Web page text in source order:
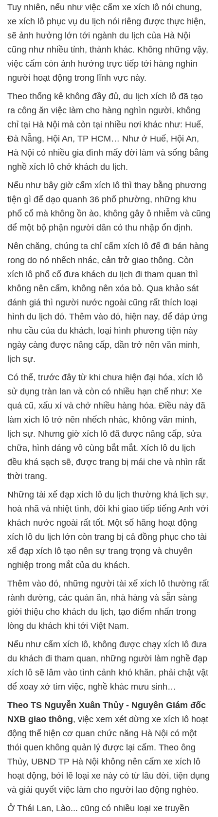
Tuy nhiên, nếu như việc cấm xe xích lô nói chung,
xe xích lô phục vụ du lịch nói riêng được thực hiện,
sẽ ảnh hưởng lớn tới ngành du lịch của Hà Nội
cũng như nhiều tỉnh, thành khác. Không những vậy,
việc cấm còn ảnh hưởng trực tiếp tới hàng nghìn
người hoạt động trong lĩnh vực này.
Theo thống kê không đầy đủ, du lịch xích lô đã tạo
ra công ăn việc làm cho hàng nghìn người, không
chỉ tại Hà Nội mà còn tại nhiều nơi khác như: Huế,
Đà Nẵng, Hội An, TP HCM… Như ở Huế, Hội An,
Hà Nội có nhiều gia đình mấy đời làm và sống bằng
nghề xích lô chở khách du lịch.
Nếu như bây giờ cấm xích lô thì thay bằng phương
tiện gì để dạo quanh 36 phố phường, những khu
phố cổ mà không ồn ào, không gây ô nhiễm và cũng
để một bộ phận người dân có thu nhập ổn định.
Nên chăng, chúng ta chỉ cấm xích lô để đi bán hàng
rong do nó nhếch nhác, cản trở giao thông. Còn
xích lô phố cổ đưa khách du lịch đi tham quan thì
không nên cấm, không nên xóa bỏ. Qua khảo sát
đánh giá thì người nước ngoài cũng rất thích loại
hình du lịch đó. Thêm vào đó, hiện nay, để đáp ứng
nhu cầu của du khách, loại hình phương tiện này
ngày càng được nâng cấp, dần trở nên văn minh,
lịch sự.
Có thể, trước đây từ khi chưa hiện đại hóa, xích lô
sử dụng tràn lan và còn có nhiều hạn chế như: Xe
quá cũ, xấu xí và chở nhiều hàng hóa. Điều này đã
làm xích lô trở nên nhếch nhác, không văn minh,
lịch sự. Nhưng giờ xích lô đã được nâng cấp, sửa
chữa, hình dáng vô cùng bắt mắt. Xích lô du lịch
đều khá sạch sẽ, được trang bị mái che và nhìn rất
thời trang.
Những tài xế đạp xích lô du lịch thường khá lịch sự,
hoà nhã và nhiệt tình, đôi khi giao tiếp tiếng Anh với
khách nước ngoài rất tốt. Một số hãng hoạt động
xích lô du lịch lớn còn trang bị cả đồng phục cho tài
xế đạp xích lô tạo nên sự trang trọng và chuyên
nghiệp trong mắt của du khách.
Thêm vào đó, những người tài xế xích lô thường rất
rành đường, các quán ăn, nhà hàng và sẵn sàng
giới thiệu cho khách du lịch, tạo điểm nhấn trong
lòng du khách khi tới Việt Nam.
Nếu như cấm xích lô, không được chạy xích lô đưa
du khách đi tham quan, những người làm nghề đạp
xích lô sẽ lâm vào tình cảnh khó khăn, phải chật vật
để xoay xở tìm việc, nghề khác mưu sinh…
Theo TS Nguyễn Xuân Thủy - Nguyên Giám đốc
NXB giao thông, việc xem xét dừng xe xích lô hoạt
động thể hiện cơ quan chức năng Hà Nội có một
thói quen không quản lý được lại cấm. Theo ông
Thủy, UBND TP Hà Nội không nên cấm xe xích lô
hoạt động, bởi lẽ loại xe này có từ lâu đời, tiện dụng
và giải quyết việc làm cho người lao động nghèo.
Ở Thái Lan, Lào... cũng có nhiều loại xe truyền